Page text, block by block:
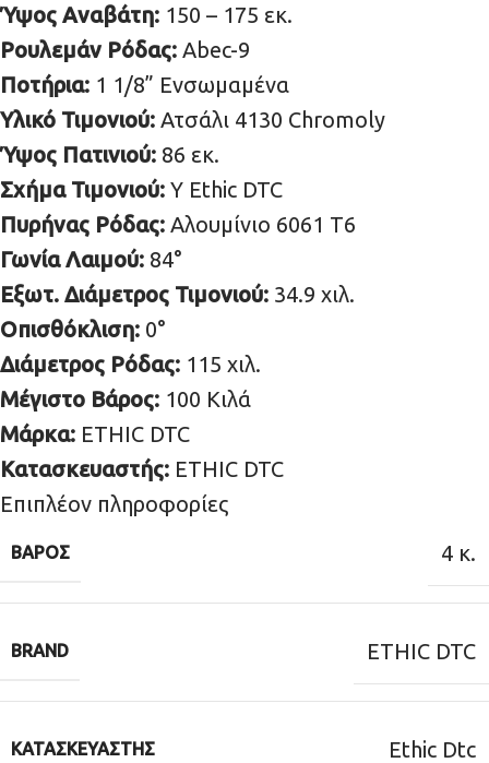
Ύψος Αναβάτη: 150 – 175 εκ.
Ρουλεμάν Ρόδας: Abec-9
Ποτήρια: 1 1/8” Ενσωμαμένα
Υλικό Τιμονιού: Ατσάλι 4130 Chromoly
Ύψος Πατινιού: 86 εκ.
Σχήμα Τιμονιού: Y Ethic DTC
Πυρήνας Ρόδας: Αλουμίνιο 6061 T6
Γωνία Λαιμού: 84°
Εξωτ. Διάμετρος Τιμονιού: 34.9 χιλ.
Οπισθόκλιση: 0°
Διάμετρος Ρόδας: 115 χιλ.
Μέγιστο Βάρος: 100 Kιλά
Μάρκα: ETHIC DTC
Κατασκευαστής: ETHIC DTC
Επιπλέον πληροφορίες
ΒΆΡΟΣ 4 κ.
BRAND ETHIC DTC
ΚΑΤΑΣΚΕΥΑΣΤΉΣ Ethic Dtc